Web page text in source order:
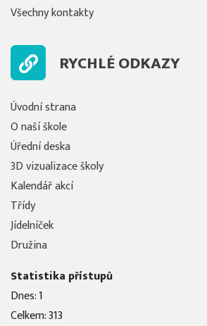
Všechny kontakty
RYCHLÉ ODKAZY
Úvodní strana
O naší škole
Úřední deska
3D vizualizace školy
Kalendář akcí
Třídy
Jídelníček
Družina
Statistika přístupů
Dnes: 1
Celkem: 313